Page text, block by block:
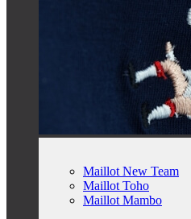
Maillot New Team
Maillot Toho
Maillot Mambo